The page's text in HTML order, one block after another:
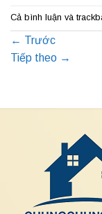
Cả bình luận và
← Trước
Tiếp theo →